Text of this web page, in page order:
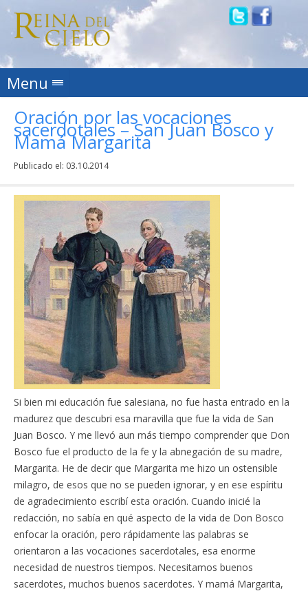
Menu Skip to content
Oración por las vocaciones
sacerdotales – San Juan Bosco y
Mamá Margarita
Publicado el: 03.10.2014
Si bien mi educación fue salesiana, no fue hasta entrado en la
madurez que descubri esa maravilla que fue la vida de San
Juan Bosco. Y me llevó aun más tiempo comprender que Don
Bosco fue el producto de la fe y la abnegación de su madre,
Margarita. He de decir que Margarita me hizo un ostensible
milagro, de esos que no se pueden ignorar, y en ese espíritu
de agradecimiento escribí esta oración. Cuando inicié la
redacción, no sabía en qué aspecto de la vida de Don Bosco
enfocar la oración, pero rápidamente las palabras se
orientaron a las vocaciones sacerdotales, esa enorme
necesidad de nuestros tiempos. Necesitamos buenos
sacerdotes, muchos buenos sacerdotes. Y mamá Margarita,